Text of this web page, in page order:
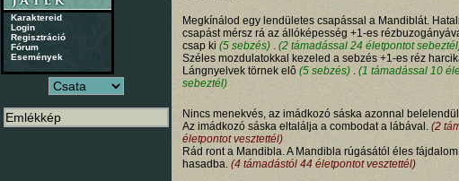
Karaktereid
Login
Regisztráció
Fórum
Események
Megkínálod egy lendületes csapással a Mandiblát.
csapást mérsz rá az állóképesség +1-es
csap ki (5 sebzés) . (2 támadással 24 életpontot
Széles mozdulatokkal kezeled a sebzés +1-es réz
Lángnyelvek törnek elô (5 sebzés) . (1 támadással 10
sebeztél)
Nincs menekvés, az imádkozó sáska azonnal
Az imádkozó sáska eltalálja a combodat a lábával.(2
életpontot vesztettél)
Rád ront a Mandibla. A Mandibla rúgásától éles
hasadba. (4 támadástól 44 életpontot vesztettél)